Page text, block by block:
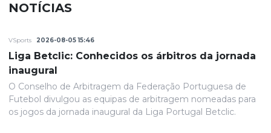
NOTÍCIAS
VSports 2026-08-05 15:46
Liga Betclic: Conhecidos os árbitros da jornada
inaugural
O Conselho de Arbitragem da Federação Portuguesa de
Futebol divulgou as equipas de arbitragem nomeadas para
os jogos da jornada inaugural da Liga Portugal Betclic.